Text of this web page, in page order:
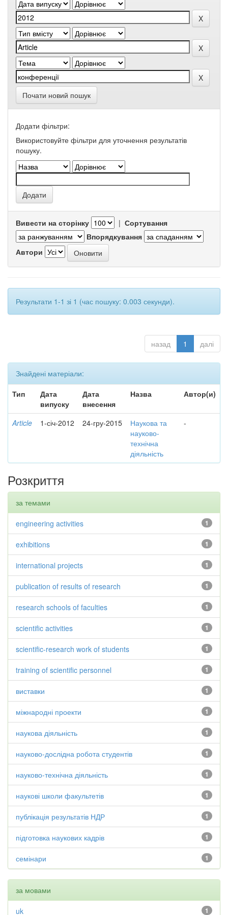
Почати новий пошук
Додати фільтри:
Використовуйте фільтри для уточнення результатів
пошуку.
Вивести на сторінку | Сортування
Впорядкування
Автори
Результати 1-1 зі 1 (час пошуку: 0.003 секунди).
назад 1 далі
Знайдені матеріали:
Тип
Дата
випуску
Дата
внесення
Назва Автор(и)
Article 1-січ-2012 24-гру-2015
Наукова та
науково-
технічна
діяльність
-
Розкриття
за темами
1
engineering activities
1
exhibitions
1
international projects
1
publication of results of research
1
research schools of faculties
1
scientific activities
1
scientific-research work of students
1
training of scientific personnel
1
виставки
1
міжнародні проекти
1
наукова діяльність
1
науково-дослідна робота студентів
1
науково-технічна діяльність
1
наукові школи факультетів
1
публікація результатів НДР
1
підготовка наукових кадрів
1
семінари
за мовами
1
uk